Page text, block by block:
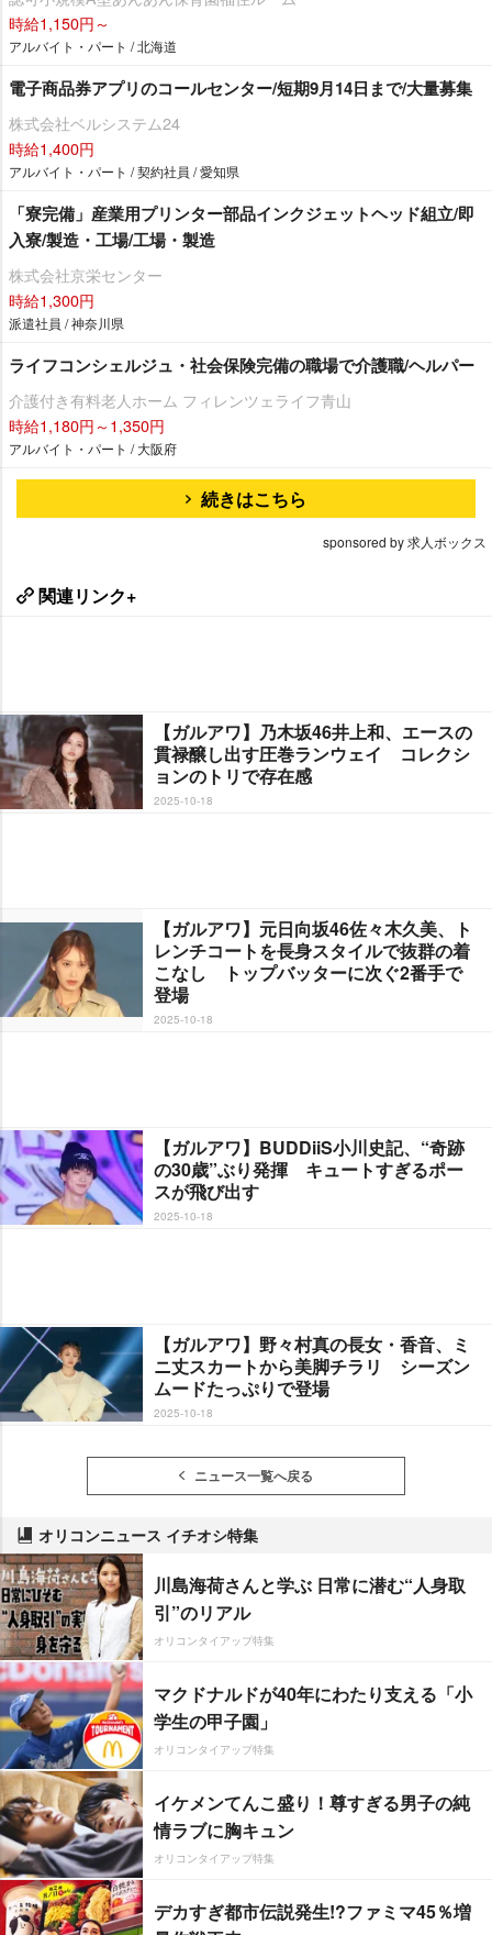
時給1,150円～
アルバイト・パート / 北海道
電子商品券アプリのコールセンター/短期9月14日まで/大量募集
株式会社ベルシステム24
時給1,400円
アルバイト・パート / 契約社員 / 愛知県
「寮完備」産業用プリンター部品インクジェットヘッド組立/即
入寮/製造・工場/工場・製造
株式会社京栄センター
時給1,300円
派遣社員 / 神奈川県
ライフコンシェルジュ・社会保険完備の職場で介護職/ヘルパー
介護付き有料老人ホーム フィレンツェライフ青山
時給1,180円～1,350円
アルバイト・パート / 大阪府
続きはこちら
sponsored by 求人ボックス
関連リンク+
【ガルアワ】乃木坂46井上和、エースの
貫禄醸し出す圧巻ランウェイ コレクシ
ョンのトリで存在感
2025-10-18
【ガルアワ】元日向坂46佐々木久美、ト
レンチコートを長身スタイルで抜群の着
こなし トップバッターに次ぐ2番手で
登場
2025-10-18
【ガルアワ】BUDDiiS小川史記、“奇跡
の30歳”ぶり発揮 キュートすぎるポー
スが飛び出す
2025-10-18
【ガルアワ】野々村真の長女・香音、ミ
ニ丈スカートから美脚チラリ シーズン
ムードたっぷりで登場
2025-10-18
ニュース一覧へ戻る
オリコンニュース イチオシ特集
川島海荷さんと学ぶ 日常に潜む“人身取
引”のリアル
オリコンタイアップ特集
マクドナルドが40年にわたり支える「小
学生の甲子園」
オリコンタイアップ特集
イケメンてんこ盛り！尊すぎる男子の純
情ラブに胸キュン
オリコンタイアップ特集
デカすぎ都市伝説発生!?ファミマ45％増